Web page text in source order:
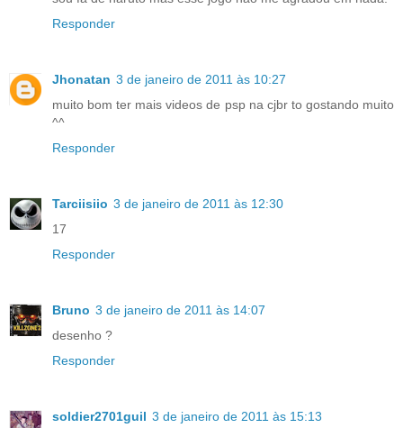
Responder
Jhonatan 3 de janeiro de 2011 às 10:27
muito bom ter mais videos de psp na cjbr to gostando muito
^^
Responder
Tarciisiio 3 de janeiro de 2011 às 12:30
17
Responder
Bruno 3 de janeiro de 2011 às 14:07
desenho ?
Responder
soldier2701guil 3 de janeiro de 2011 às 15:13